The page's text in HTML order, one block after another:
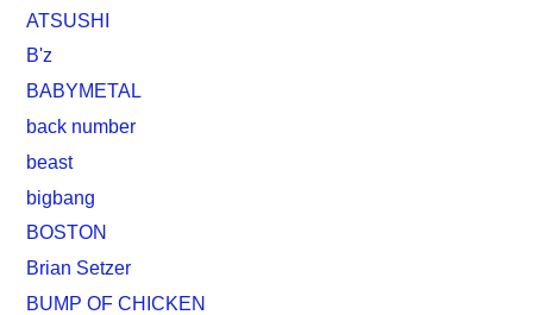
ATSUSHI
B'z
BABYMETAL
back number
beast
bigbang
BOSTON
Brian Setzer
BUMP OF CHICKEN